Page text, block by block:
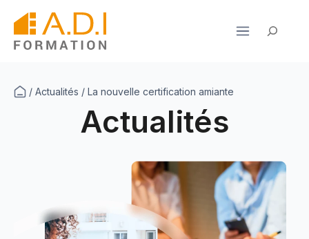
contenu
/ Actualités / La nouvelle certification amiante
Actualités